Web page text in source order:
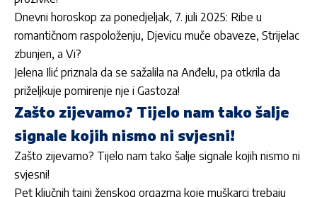
Dnevni horoskop za ponedjeljak, 7. juli 2025: Ribe u
romantičnom raspoloženju, Djevicu muče obaveze, Strijelac
zbunjen, a Vi?
Jelena Ilić priznala da se sažalila na Anđelu, pa otkrila da
priželjkuje pomirenje nje i Gastoza!
Zašto zijevamo? Tijelo nam tako šalje
signale kojih nismo ni svjesni!
Zašto zijevamo? Tijelo nam tako šalje signale kojih nismo ni
svjesni!
Pet ključnih tajni ženskog orgazma koje muškarci trebaju